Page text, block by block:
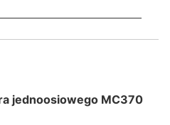
jednoosiowego MC370